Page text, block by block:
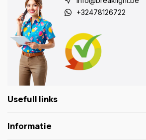
+32478126722
Usefull links
Informatie